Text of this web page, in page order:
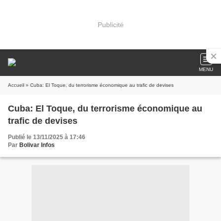
Publicité
MENU
Accueil » Cuba: El Toque, du terrorisme économique au trafic de devises
Cuba: El Toque, du terrorisme économique au
trafic de devises
Publié le 13/11/2025 à 17:46
Par Bolivar Infos